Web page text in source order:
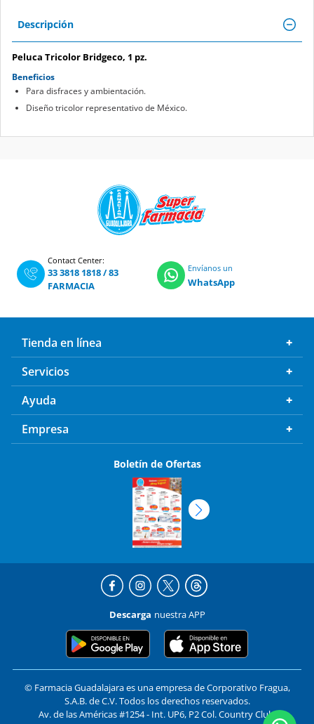
Descripción
Peluca Tricolor Bridgeco, 1 pz.
Beneficios
Para disfraces y ambientación.
Diseño tricolor representativo de México.
Contact Center:
33 3818 1818/83
FARMACIA
Envíanos un
WhatsApp
Tienda en línea
Servicios
Ayuda
Empresa
Boletín de Ofertas
Descarga nuestra APP
© Farmacia Guadalajara es una empresa de Corporativo Fragua,
S.A.B. de C.V. Todos los derechos reservados.
Av. de las Américas #1254 - Int. UP6, P2 Col. Country Club,